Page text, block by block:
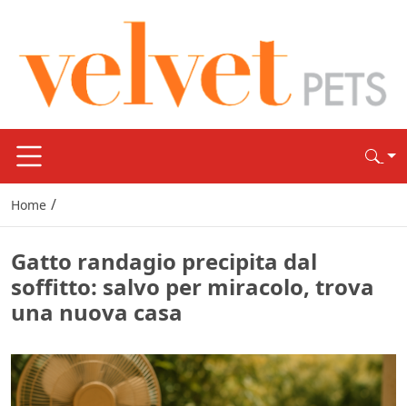
Home /
Gatto randagio precipita dal
soffitto: salvo per miracolo, trova
una nuova casa